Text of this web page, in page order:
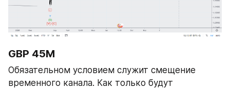
GBP 45М
Обязательном условием служит смещение
временного канала. Как только будут